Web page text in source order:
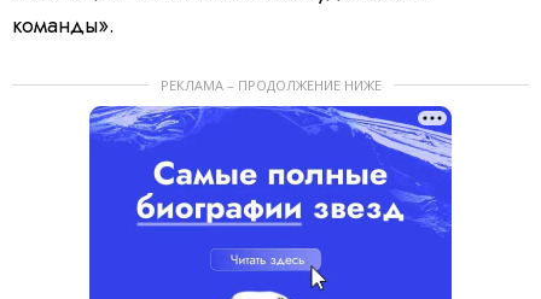
команды».
РЕКЛАМА – ПРОДОЛЖЕНИЕ НИЖЕ